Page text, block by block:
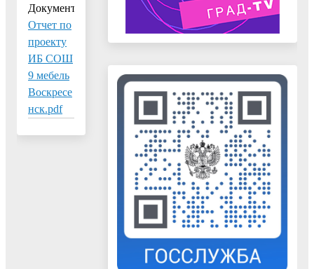
Документ:
Отчет по
проекту
ИБ СОШ
9 мебель
Воскресе
нск.pdf